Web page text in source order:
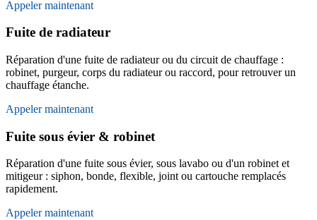
Appeler maintenant
Fuite de radiateur
Réparation d'une fuite de radiateur ou du circuit de chauffage :
robinet, purgeur, corps du radiateur ou raccord, pour retrouver un
chauffage étanche.
Appeler maintenant
Fuite sous évier & robinet
Réparation d'une fuite sous évier, sous lavabo ou d'un robinet et
mitigeur : siphon, bonde, flexible, joint ou cartouche remplacés
rapidement.
Appeler maintenant